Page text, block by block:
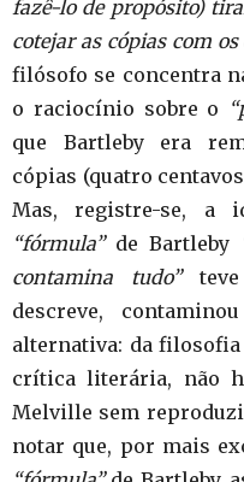
fazê-lo de propósito)
cotejar as cópias com
filósofo se concentra
o raciocínio sobre o
que Bartleby era
cópias (quatro
Mas, registre-se, a
“fórmula”de Bartleby
contamina tudo”teve
descreve,
alternativa: da
crítica literária, não
Melville sem
notar que, por mais